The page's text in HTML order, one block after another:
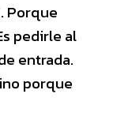
Porque
pedirle al
entrada.
porque